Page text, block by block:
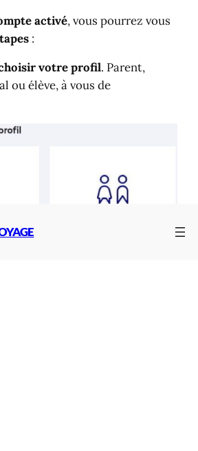
activé, vous pourrez vous
:
votre profil. Parent,
ou élève, à vous de